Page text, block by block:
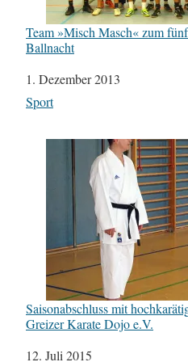
Team »Misch Masch« zum
Ballnacht
Datum
1. Dezember 2013
In Bezug auf
Sport
Saisonabschluss mit
Greizer Karate Dojo e.V.
Datum
12. Juli 2015